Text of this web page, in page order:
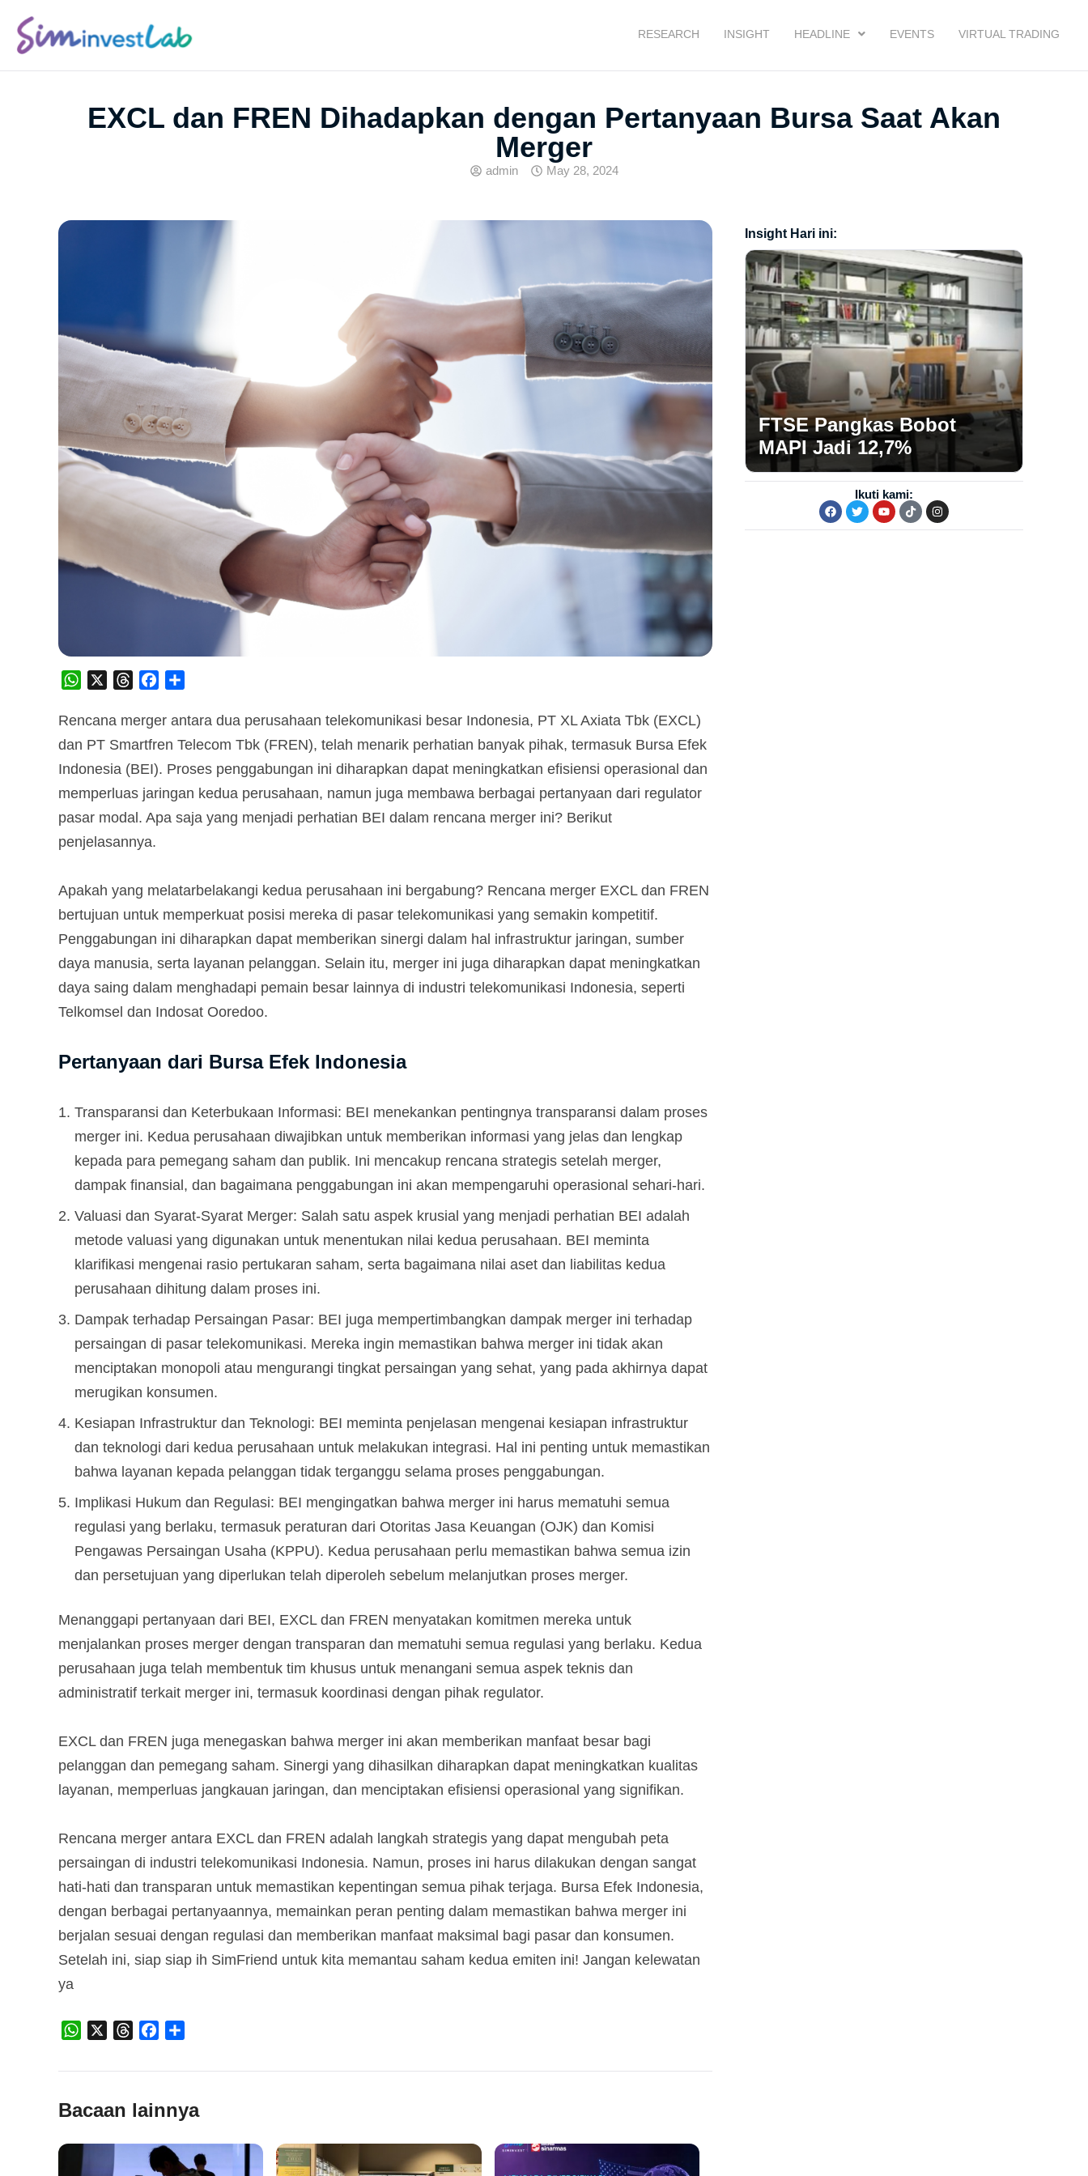
RESEARCH INSIGHT HEADLINE EVENTS VIRTUAL TRADING
EXCL dan FREN Dihadapkan dengan Pertanyaan Bursa Saat Akan
Merger
admin May 28, 2024
WhatsApp ThreadsFacebook
Rencana merger antara dua perusahaan telekomunikasi besar Indonesia, PT XL Axiata Tbk (EXCL)
dan PT Smartfren Telecom Tbk (FREN), telah menarik perhatian banyak pihak, termasuk Bursa Efek
Indonesia (BEI). Proses penggabungan ini diharapkan dapat meningkatkan efisiensi operasional dan
memperluas jaringan kedua perusahaan, namun juga membawa berbagai pertanyaan dari regulator
pasar modal. Apa saja yang menjadi perhatian BEI dalam rencana merger ini? Berikut
penjelasannya.
Apakah yang melatarbelakangi kedua perusahaan ini bergabung? Rencana merger EXCL dan FREN
bertujuan untuk memperkuat posisi mereka di pasar telekomunikasi yang semakin kompetitif.
Penggabungan ini diharapkan dapat memberikan sinergi dalam hal infrastruktur jaringan, sumber
daya manusia, serta layanan pelanggan. Selain itu, merger ini juga diharapkan dapat meningkatkan
daya saing dalam menghadapi pemain besar lainnya di industri telekomunikasi Indonesia, seperti
Telkomsel dan Indosat Ooredoo.
Pertanyaan dari Bursa Efek Indonesia
Transparansi dan Keterbukaan Informasi: BEI menekankan pentingnya transparansi dalam proses
merger ini. Kedua perusahaan diwajibkan untuk memberikan informasi yang jelas dan lengkap
kepada para pemegang saham dan publik. Ini mencakup rencana strategis setelah merger,
dampak finansial, dan bagaimana penggabungan ini akan mempengaruhi operasional sehari-hari.
Valuasi dan Syarat-Syarat Merger: Salah satu aspek krusial yang menjadi perhatian BEI adalah
metode valuasi yang digunakan untuk menentukan nilai kedua perusahaan. BEI meminta
klarifikasi mengenai rasio pertukaran saham, serta bagaimana nilai aset dan liabilitas kedua
perusahaan dihitung dalam proses ini.
Dampak terhadap Persaingan Pasar: BEI juga mempertimbangkan dampak merger ini terhadap
persaingan di pasar telekomunikasi. Mereka ingin memastikan bahwa merger ini tidak akan
menciptakan monopoli atau mengurangi tingkat persaingan yang sehat, yang pada akhirnya dapat
merugikan konsumen.
Kesiapan Infrastruktur dan Teknologi: BEI meminta penjelasan mengenai kesiapan infrastruktur
dan teknologi dari kedua perusahaan untuk melakukan integrasi. Hal ini penting untuk memastikan
bahwa layanan kepada pelanggan tidak terganggu selama proses penggabungan.
Implikasi Hukum dan Regulasi: BEI mengingatkan bahwa merger ini harus mematuhi semua
regulasi yang berlaku, termasuk peraturan dari Otoritas Jasa Keuangan (OJK) dan Komisi
Pengawas Persaingan Usaha (KPPU). Kedua perusahaan perlu memastikan bahwa semua izin
dan persetujuan yang diperlukan telah diperoleh sebelum melanjutkan proses merger.
Menanggapi pertanyaan dari BEI, EXCL dan FREN menyatakan komitmen mereka untuk
menjalankan proses merger dengan transparan dan mematuhi semua regulasi yang berlaku. Kedua
perusahaan juga telah membentuk tim khusus untuk menangani semua aspek teknis dan
administratif terkait merger ini, termasuk koordinasi dengan pihak regulator.
EXCL dan FREN juga menegaskan bahwa merger ini akan memberikan manfaat besar bagi
pelanggan dan pemegang saham. Sinergi yang dihasilkan diharapkan dapat meningkatkan kualitas
layanan, memperluas jangkauan jaringan, dan menciptakan efisiensi operasional yang signifikan.
Rencana merger antara EXCL dan FREN adalah langkah strategis yang dapat mengubah peta
persaingan di industri telekomunikasi Indonesia. Namun, proses ini harus dilakukan dengan sangat
hati-hati dan transparan untuk memastikan kepentingan semua pihak terjaga. Bursa Efek Indonesia,
dengan berbagai pertanyaannya, memainkan peran penting dalam memastikan bahwa merger ini
berjalan sesuai dengan regulasi dan memberikan manfaat maksimal bagi pasar dan konsumen.
Setelah ini, siap siap ih SimFriend untuk kita memantau saham kedua emiten ini! Jangan kelewatan
ya
WhatsApp ThreadsFacebook
Bacaan lainnya
Insight Hari ini:
FTSE Pangkas Bobot
MAPI Jadi 12,7%
Ikuti kami: